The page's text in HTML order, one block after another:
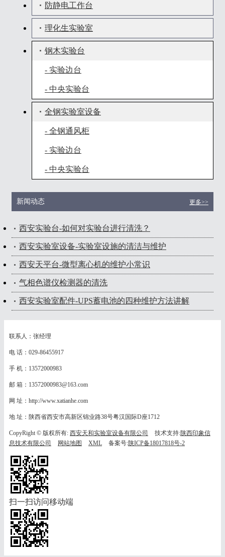
防静电工作台
理化生实验室
钢木实验台
- 实验边台
- 中央实验台
全钢实验室设备
- 全钢通风柜
- 实验边台
- 中央实验台
更多>>
新闻动态
西安实验台-如何对实验台进行清洗？
西安实验室设备-实验室设施的清洁与维护
西安天平台-微型离心机的维护小常识
气相色谱仪检测器的清洗
西安实验室配件-UPS蓄电池的四种维护方法讲解
联系人：张经理
电 话：029-86455917
手 机：13572000983
邮 箱：13572000983@163.com
网 址：http://www.xatianhe.com
地 址：陕西省西安市高新区锦业路38号粤汉国际D座1712
CopyRight © 版权所有: 西安天和实验室设备有限公司 技术支持:陕西印象信
息技术有限公司
网站地图 XML 备案号:陕ICP备18017818号-2
扫一扫访问移动端